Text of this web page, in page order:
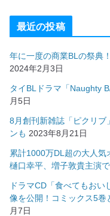
最近の投稿
年に一度の商業BLの祭典
2024年2月3日
タイBLドラマ「Naughty
月5日
8月創刊新雑誌「ピクリブ
ンも 2023年8月21日
累計1000万DL超の大人
樋口幸平、増子敦貴主演
ドラマCD「食べてもお
像を公開！コミックス5
月7日